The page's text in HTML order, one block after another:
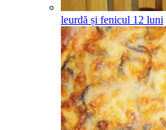
leurdă și fenicul 12 luni